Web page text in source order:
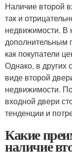
Наличие второй
так и
недвижимости. В
дополнительным
как покупатели
Однако, в других
виде второй
недвижимости.
входной двери
тенденции и
Какие
наличие